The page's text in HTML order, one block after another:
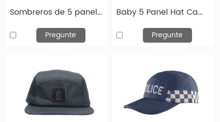
Sombreros de 5 paneles de 5 paneles de estilo vintage personalizado de 5 paneles con borde de cuero marrón
Pregunte
Baby 5 Panel Hat Camp Baby Blue Camp con borde de gamuza marrón para niños pequeños
Pregunte